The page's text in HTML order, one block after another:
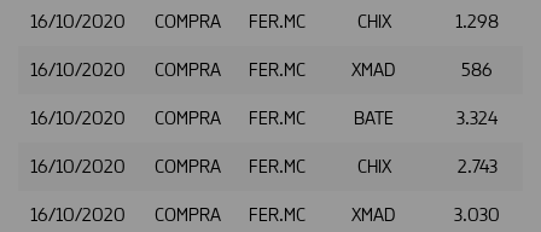
16/10/2020 COMPRA FER.MC CHIX 1.298
16/10/2020 COMPRA FER.MC XMAD 586
16/10/2020 COMPRA FER.MC BATE 3.324
16/10/2020 COMPRA FER.MC CHIX 2.743
16/10/2020 COMPRA FER.MC XMAD 3.030